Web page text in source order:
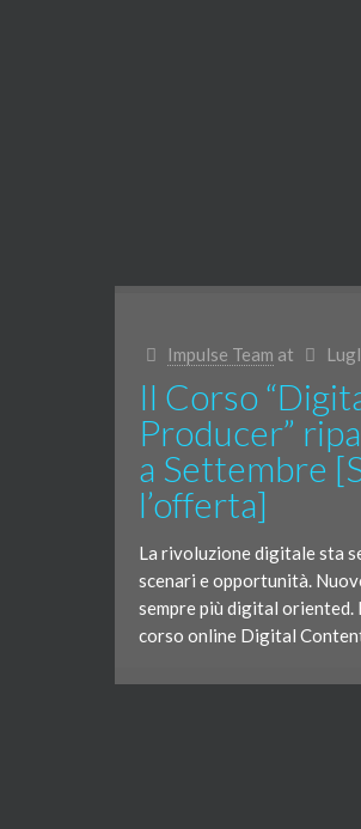
Impulse Team at
Il Corso
Producer”
a Settembre
l’offerta]
La rivoluzione digitale sta
scenari e opportunità.
sempre più digital oriented.
corso online Digital